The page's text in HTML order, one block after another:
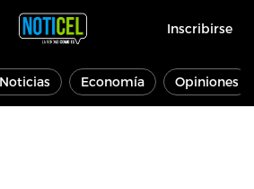
Inscribirse
Noticias Economía Opiniones